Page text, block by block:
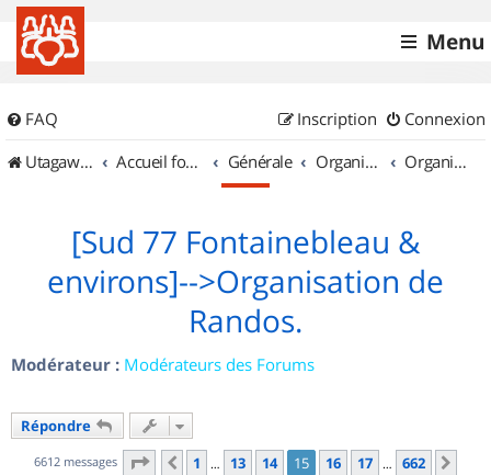
Menu
FAQ Connexion
Inscription
UtagawaVTT (Randos VTT et VTTAE avec traces GPS)
Accueil forum Générale Organisation de sorties & Recherche de partenaires Organisation de sorties en région Île de France
[Sud 77 Fontainebleau &
environs]-->Organisation de
Randos.
Modérateur : Modérateurs des Forums
Répondre
6612 messages Page 15 sur662
Précédent
1 … 13 14 15 16 17 … 662